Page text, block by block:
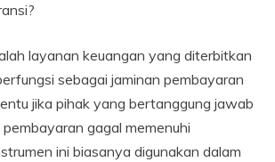
layanan keuangan yang diterbitkan
sebagai jaminan pembayaran
jika pihak yang bertanggung jawab
gagal memenuhi
ini biasanya digunakan dalam